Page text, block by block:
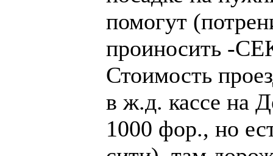
помогут
проиносить -
Стоимость
в ж.д. кассе на
1000 фор., но